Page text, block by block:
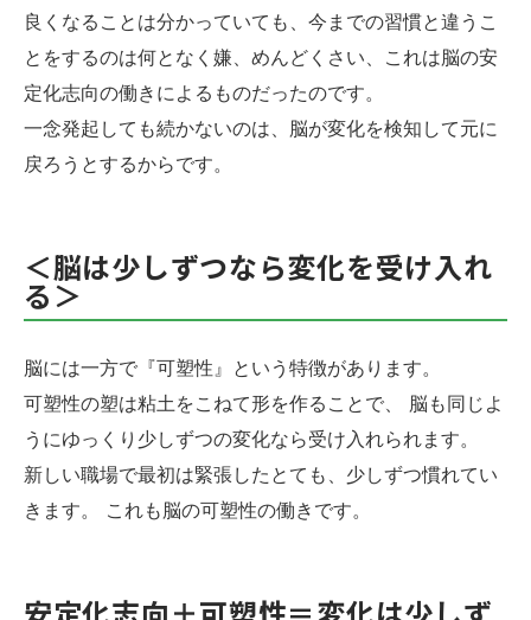
良くなることは分かっていても、今までの習慣と違うこ
とをするのは何となく嫌、めんどくさい、これは脳の安
定化志向の働きによるものだったのです。
一念発起しても続かないのは、脳が変化を検知して元に
戻ろうとするからです。
＜脳は少しずつなら変化を受け入れ
る＞
脳には一方で『可塑性』という特徴があります。
可塑性の塑は粘土をこねて形を作ることで、 脳も同じよ
うにゆっくり少しずつの変化なら受け入れられます。
新しい職場で最初は緊張したとても、少しずつ慣れてい
きます。 これも脳の可塑性の働きです。